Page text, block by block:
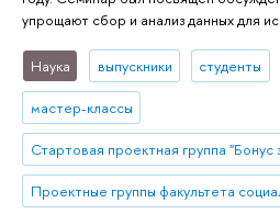
упрощают сбор и анализ данных для
Наука выпускники студенты
мастер-классы
Проектные группы факультета